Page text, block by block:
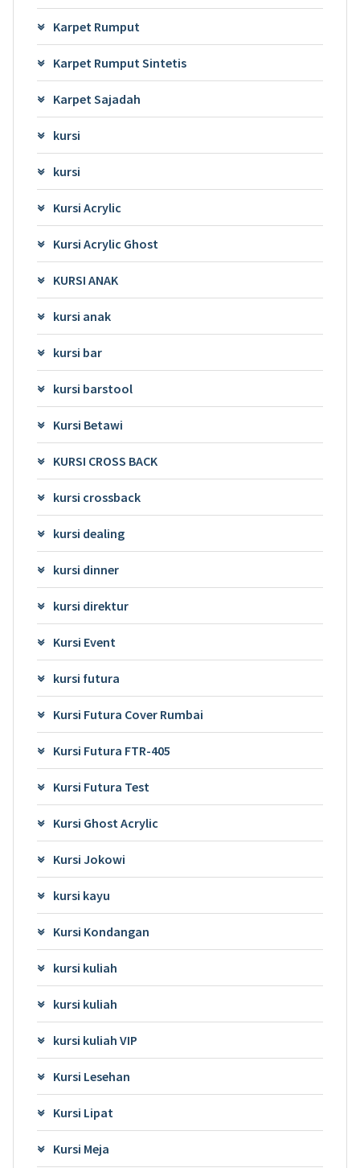
Karpet Rumput
Karpet Rumput Sintetis
Karpet Sajadah
kursi
kursi
Kursi Acrylic
Kursi Acrylic Ghost
KURSI ANAK
kursi anak
kursi bar
kursi barstool
Kursi Betawi
KURSI CROSS BACK
kursi crossback
kursi dealing
kursi dinner
kursi direktur
Kursi Event
kursi futura
Kursi Futura Cover Rumbai
Kursi Futura FTR-405
Kursi Futura Test
Kursi Ghost Acrylic
Kursi Jokowi
kursi kayu
Kursi Kondangan
kursi kuliah
kursi kuliah
kursi kuliah VIP
Kursi Lesehan
Kursi Lipat
Kursi Meja